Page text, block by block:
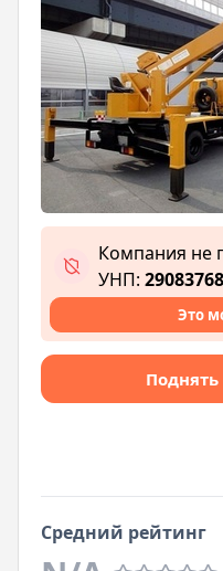
Компания не
УНП:
Это
Средний рейтинг